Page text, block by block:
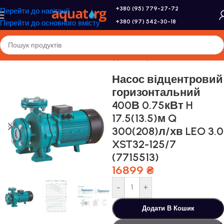
Перейти до навігації
Перейти до основного вмісту
+380 (95) 779-27-72
+380 (97) 542-30-18
Головна/Насоси та насосне обладнання/Промислові насоси
Насос відцентровий
горизонтальний
400В 0.75кВт H
17.5(13.5)м Q
300(208)л/хв LEO 3.0
XST32-125/7
(7715513)
16899 ₴
- +
Додати В Кошик